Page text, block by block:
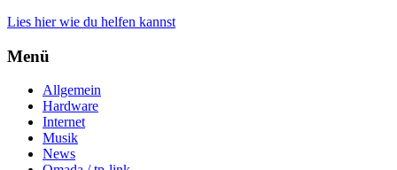
Lies hier wie du helfen kannst
Menü
Allgemein
Hardware
Internet
Musik
News